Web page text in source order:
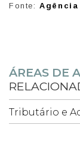
Fonte:
ÁREAS DE
Tributário e